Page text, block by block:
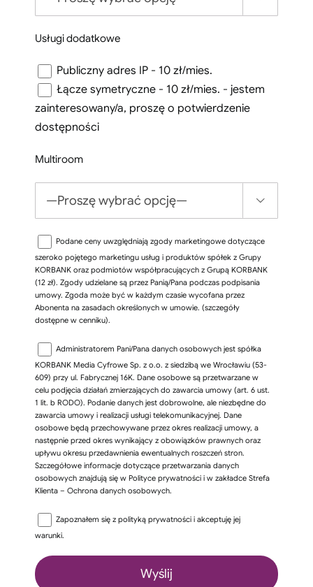
Usługi dodatkowe
Publiczny adres IP - 10 zł/mies.
Łącze symetryczne - 10 zł/mies. - jestem
zainteresowany/a, proszę o potwierdzenie
dostępności
Multiroom

Podane ceny uwzględniają zgody marketingowe dotyczące
szeroko pojętego marketingu usług i produktów spółek z Grupy
KORBANK oraz podmiotów współpracujących z Grupą KORBANK
(12 zł). Zgody udzielane są przez Panią/Pana podczas podpisania
umowy. Zgoda może być w każdym czasie wycofana przez
Abonenta na zasadach określonych w umowie. (szczegóły
dostępne w cenniku).
Administratorem Pani/Pana danych osobowych jest spółka
KORBANK Media Cyfrowe Sp. z o.o. z siedzibą we Wrocławiu (53-
609) przy ul. Fabrycznej 16K. Dane osobowe są przetwarzane w
celu podjęcia działań zmierzających do zawarcia umowy (art. 6 ust.
1 lit. b RODO). Podanie danych jest dobrowolne, ale niezbędne do
zawarcia umowy i realizacji usługi telekomunikacyjnej. Dane
osobowe będą przechowywane przez okres realizacji umowy, a
następnie przed okres wynikający z obowiązków prawnych oraz
upływu okresu przedawnienia ewentualnych roszczeń stron.
Szczegółowe informacje dotyczące przetwarzania danych
osobowych znajdują się w Polityce prywatności i w zakładce Strefa
Klienta – Ochrona danych osobowych.
Zapoznałem się z polityką prywatności i akceptuję jej
warunki.